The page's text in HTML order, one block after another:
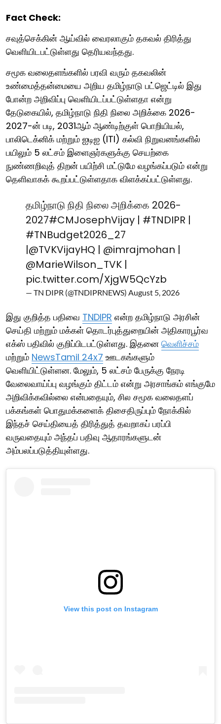
Fact Check:
சவுத்செக்கின் ஆய்வில் வைரலாகும் தகவல் திரித்து
வெளியிடபட்டுள்ளது தெரியவந்தது.
சமூக வலைதளங்களில் பரவி வரும் தகவலின்
உண்மைத்தன்மையை அறிய தமிழ்நாடு பட்ஜெட்டில் இது
போன்ற அறிவிப்பு வெளியிடப்பட்டுள்ளதா என்று
தேடுகையில், தமிழ்நாடு நிதி நிலை அறிக்கை 2026-
2027-ன் படி, 2031ஆம் ஆண்டிற்குள் பொறியியல்,
பாலிடெக்னிக் மற்றும் ஐடிஐ (ITI) கல்வி நிறுவனங்களில்
பயிலும் 5 லட்சம் இளைஞர்களுக்கு செயற்கை
நுண்ணறிவுத் திறன் பயிற்சி மட்டுமே வழங்கப்படும் என்று
தெளிவாகக் கூறப்பட்டுள்ளதாக விளக்கப்பட்டுள்ளது.
தமிழ்நாடு நிதி நிலை அறிக்கை 2026-
2027#CMJosephVijay | #TNDIPR |
#TNBudget2026_27
|@TVKVijayHQ | @imrajmohan |
@MarieWilson_TVK |
pic.twitter.com/XjgW5QcYzb
— TN DIPR (@TNDIPRNEWS) August 5, 2026
இது குறித்த பதிவை TNDIPR என்ற தமிழ்நாடு அரசின்
செய்தி மற்றும் மக்கள் தொடர்புத்துறையின் அதிகாரபூர்வ
எக்ஸ் பதிவில் குறிப்பிடபட்டுள்ளது. இதனை வெளிச்சம்
மற்றும் NewsTamil 24x7 ஊடகங்களும்
வெளியிட்டுள்ளன. மேலும், 5 லட்சம் பேருக்கு நேரடி
வேலைவாய்ப்பு வழங்கும் திட்டம் என்று அரசாங்கம் எங்குமே
அறிவிக்கவில்லை என்பதையும், சில சமூக வலைதளப்
பக்கங்கள் பொதுமக்களைக் திசைதிருப்பும் நோக்கில்
இந்தச் செய்தியைத் திரித்துத் தவறாகப் பரப்பி
வருவதையும் அந்தப் பதிவு ஆதாரங்களுடன்
அம்பலப்படுத்தியுள்ளது.
View this post on Instagram